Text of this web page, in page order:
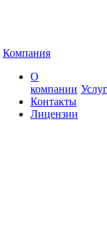
Компания
О
компании
Контакты
Лицензии